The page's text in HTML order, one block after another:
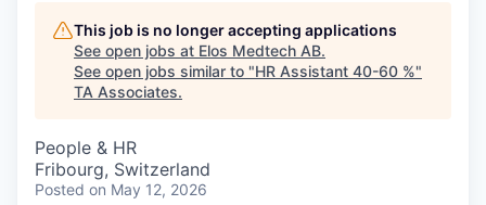
This job is no longer accepting applications
See open jobs at Elos Medtech AB.
See open jobs similar to "HR Assistant 40-60 %"
TA Associates.
People & HR
Fribourg, Switzerland
Posted on May 12, 2026